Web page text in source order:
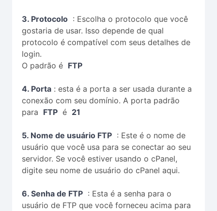
3. Protocolo : Escolha o protocolo que você
gostaria de usar. Isso depende de qual
protocolo é compatível com seus detalhes de
login.
O padrão é FTP
4. Porta : esta é a porta a ser usada durante a
conexão com seu domínio. A porta padrão
para FTP é 21
5. Nome de usuário FTP : Este é o nome de
usuário que você usa para se conectar ao seu
servidor. Se você estiver usando o cPanel,
digite seu nome de usuário do cPanel aqui.
6. Senha de FTP : Esta é a senha para o
usuário de FTP que você forneceu acima para